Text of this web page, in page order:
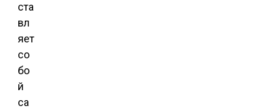
ста
вл
яет
со
бо
й
са